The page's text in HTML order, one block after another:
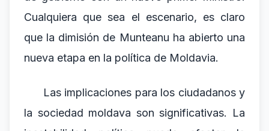
Cualquiera que sea el escenario, es claro
que la dimisión de Munteanu ha abierto una
nueva etapa en la política de Moldavia.
Las implicaciones para los ciudadanos y
la sociedad moldava son significativas. La